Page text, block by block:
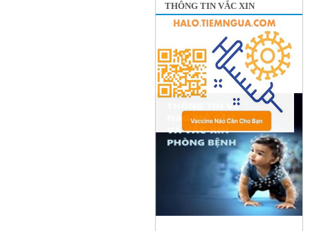
THÔNG TIN VẮC XIN